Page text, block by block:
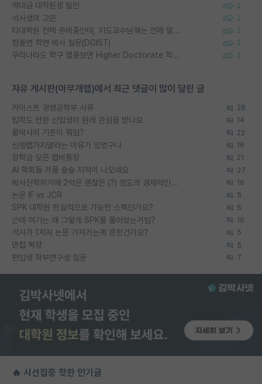
역대급 대학원생 빌런 2
석사생의 고민 2
타대학원 컨텍 준비중인데, 지도교수님께는 언제 말씀드려야 할까요? 2
정출연 학연 박사 질문(DGIST) 2
우리나라도 학구 열풍보면 Higher Doctorate 학위가 필요하다고 봅니다. 2
자유 게시판(아무개랩)에서 최근 댓글이 많이 달린 글
카이스트 경영공학부 서류 28
입학도 안한 신입생이 원래 관심을 받나요 14
물박사의 기준이 뭐임? 22
신생랩가지말라는 이유가 있었구나 16
장학금 모은 랩비통장 21
AI 학회들 거품 슬슬 지적이 나오네요 27
박사진학하기에 2억은 괜찮은 (?) 정도의 경제력인가요 16
논문 IF vs JCR 5
SPK 대학원 현실적으로 가능한 스펙인가요? 5
근데 여기는 왜 그렇게 SPK를 물어보는거임? 16
석사가 1저자 논문 가져가는게 흔한건가요? 5
면접 복장 5
편입생 학부연구생 질문 7
🔥 시선집중 핫한 인기글